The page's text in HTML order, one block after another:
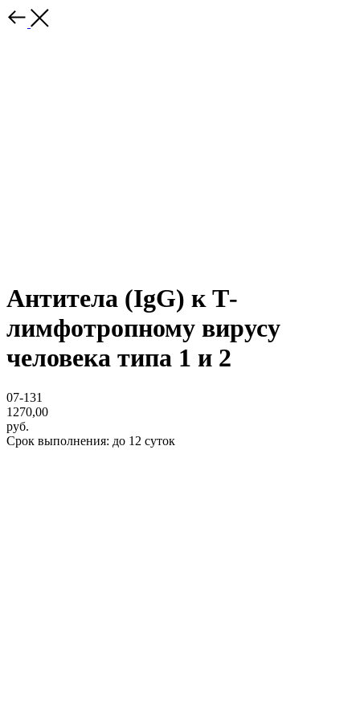
Антитела (IgG) к Т-
лимфотропному вирусу
человека типа 1 и 2
07-131
1270,00
руб.
Срок выполнения: до 12 суток